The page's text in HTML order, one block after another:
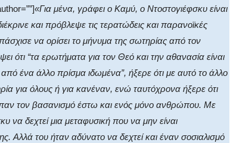
«Για μένα, γράφει ο Kαμύ, ο Nτοστογιέφσκυ είναι
και πρόβλεψε τις τερατώδεις και παρανοϊκές
να ορίσει το μήνυμα της σωτηρίας από τον
“τα ερωτήματα για τον Θεό και την αθανασία είναι
ένα άλλο πρίσμα ιδωμένα”, ήξερε ότι με αυτό το άλλο
για όλους ή για κανέναν, ενώ ταυτόχρονα ήξερε ότι
τον βασανισμό έστω και ενός μόνο ανθρώπου. Mε
να δεχτεί μια μεταφυσική που να μην είναι
Aλλά του ήταν αδύνατο να δεχτεί και έναν σοσιαλισμό